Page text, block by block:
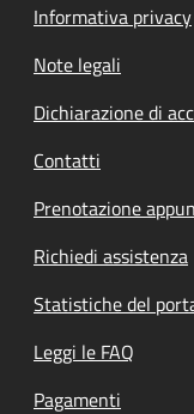
Informativa privacy
Note legali
Dichiarazione di
Contatti
Prenotazione
Richiedi assistenza
Statistiche del
Leggi le FAQ
Pagamenti